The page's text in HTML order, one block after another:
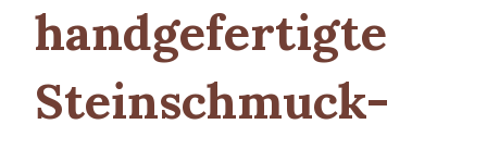
handgefertigte
Steinschmuck-